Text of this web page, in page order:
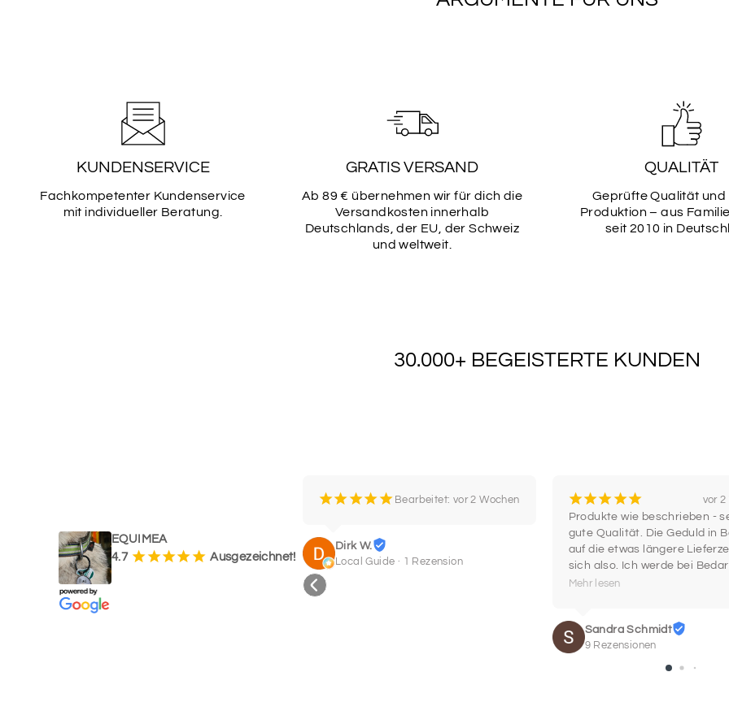
KUNDENSERVICE
Fachkompetenter Kundenservice
mit individueller Beratung.
GRATIS VERSAND
Ab 89 € übernehmen wir für dich die
Versandkosten innerhalb
Deutschlands, der EU, der Schweiz
und weltweit.
QUALITÄT
Geprüfte Qualität und
Produktion – aus
seit 2010 in
30.000+ BEGEISTERTE KUNDEN
EQUIMEA
4.7 ¡¡¡¡¡ Ausgezeichnet!
¡¡¡¡¡ Bearbeitet: vor 2 Wochen
Dirk W.
Local Guide · 1 Rezension
¡¡¡¡¡
vor 2
Produkte wie beschrieben -
gute Qualität. Die Geduld in
auf die etwas längere
sich also. Ich werde bei
wieder hier einkaufen.
Mehr lesen
Sandra Schmidt
9 Rezensionen